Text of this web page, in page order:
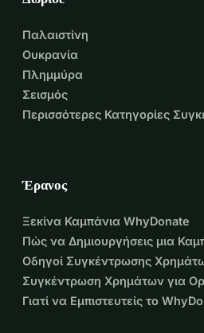
Παλαιστίνη
Ουκρανία
Πλημμύρα
Σεισμός
Περισσότερες Κατηγορίες
Έρανος
Ξεκίνα Καμπάνια WhyDonate
Πώς να Δημιουργήσεις μια
Οδηγοί Συγκέντρωσης
Συγκέντρωση Χρημάτων για
Γιατί να Εμπιστευτείς το